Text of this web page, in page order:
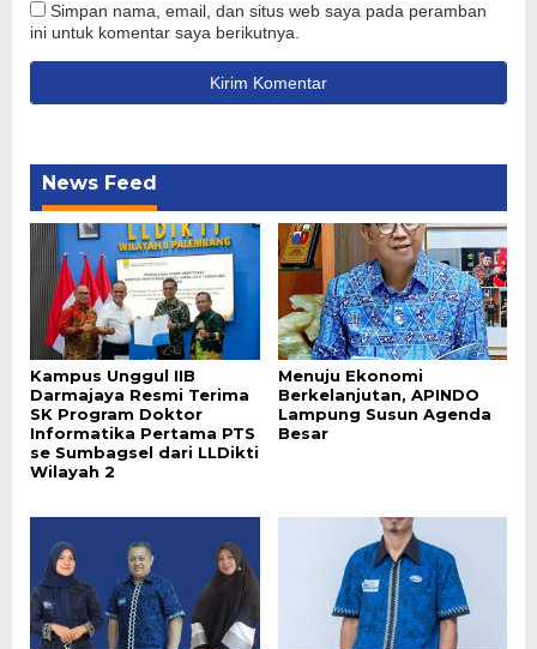
Simpan nama, email, dan situs web saya pada peramban
ini untuk komentar saya berikutnya.
News Feed
Kampus Unggul IIB
Darmajaya Resmi Terima
SK Program Doktor
Informatika Pertama PTS
se Sumbagsel dari LLDikti
Wilayah 2
Menuju Ekonomi
Berkelanjutan, APINDO
Lampung Susun Agenda
Besar